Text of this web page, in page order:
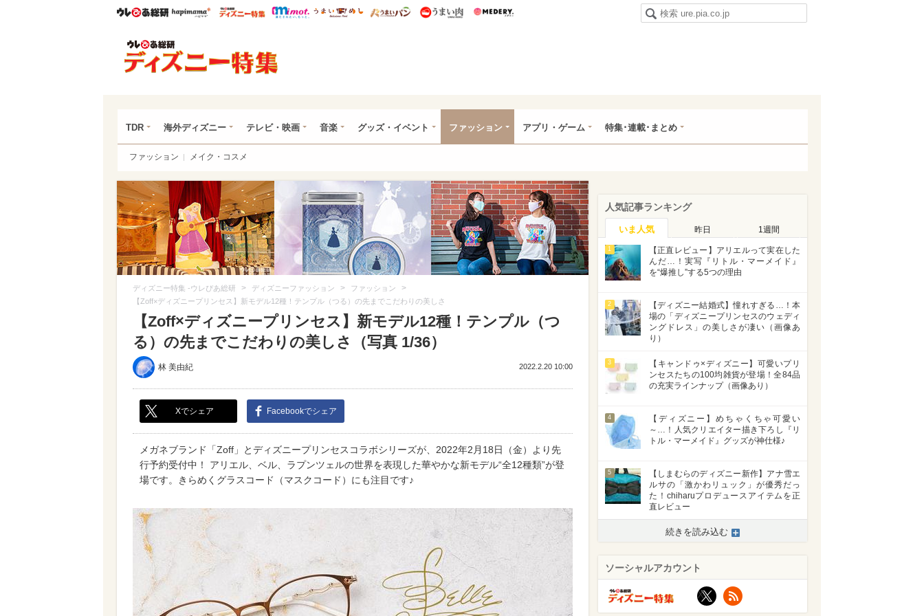
ウレぴあ総研ハピママ* ウレぴあ総研 ディズニー特集
mimot. うまいめし うまいパン うまい肉
TDR 海外ディズニー テレビ・映画 音楽 グッズ・イベント ファッション アプリ・ゲーム 特集･連載･まとめ
ファッション メイク・コスメ
ディズニー特集 -ウレぴあ総研 > ディズニーファッション > ファッション >
【Zoff×ディズニープリンセス】新モデル12種！テンプル（つる）の先までこだわりの美しさ
【Zoff×ディズニープリンセス】新モデル12種！テンプル（つ
る）の先までこだわりの美しさ（写真 1/36）
林 美由紀 2022.2.20 10:00
Xでシェア Facebookでシェア
メガネブランド「Zoff」とディズニープリンセスコラボシリーズが、2022年2月18日（金）より先
行予約受付中！ アリエル、ベル、ラプンツェルの世界を表現した華やかな新モデル“全12種類”が登
場です。きらめくグラスコード（マスクコード）にも注目です♪
人気記事ランキング
いま人気 昨日 1週間
1
【正直レビュー】アリエルって実在した
んだ…！実写『リトル・マーメイド』
を“爆推し”する5つの理由
2
【ディズニー結婚式】憧れすぎる…！本
場の「ディズニープリンセスのウェディ
ングドレス」の美しさが凄い（画像あ
り）
3
【キャンドゥ×ディズニー】可愛いプリ
ンセスたちの100均雑貨が登場！全84品
の充実ラインナップ（画像あり）
4
【ディズニー】めちゃくちゃ可愛い
～…！人気クリエイター描き下ろし『リ
トル・マーメイド』グッズが神仕様♪
5
【しまむらのディズニー新作】アナ雪エ
ルサの「激かわリュック」が優秀だっ
た！chiharuプロデュースアイテムを正
直レビュー
続きを読み込む
ソーシャルアカウント
X